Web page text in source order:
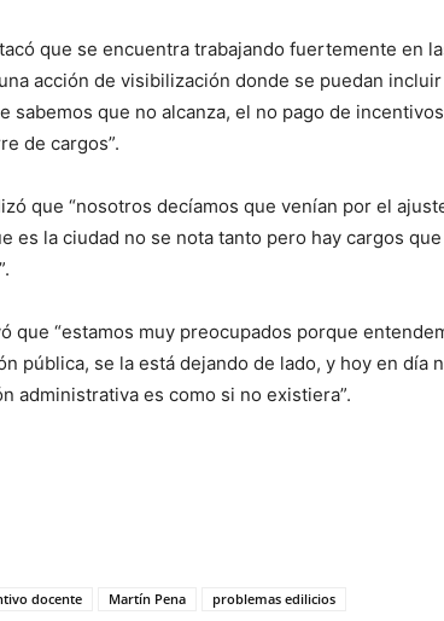
que se encuentra trabajando fuertemente en
acción de visibilización donde se puedan
sabemos que no alcanza, el no pago de
de cargos”.
que “nosotros decíamos que venían por el
es la ciudad no se nota tanto pero hay cargos
que “estamos muy preocupados porque
pública, se la está dejando de lado, y hoy en día
administrativa es como si no existiera”.
docente Martín Pena problemas edilicios